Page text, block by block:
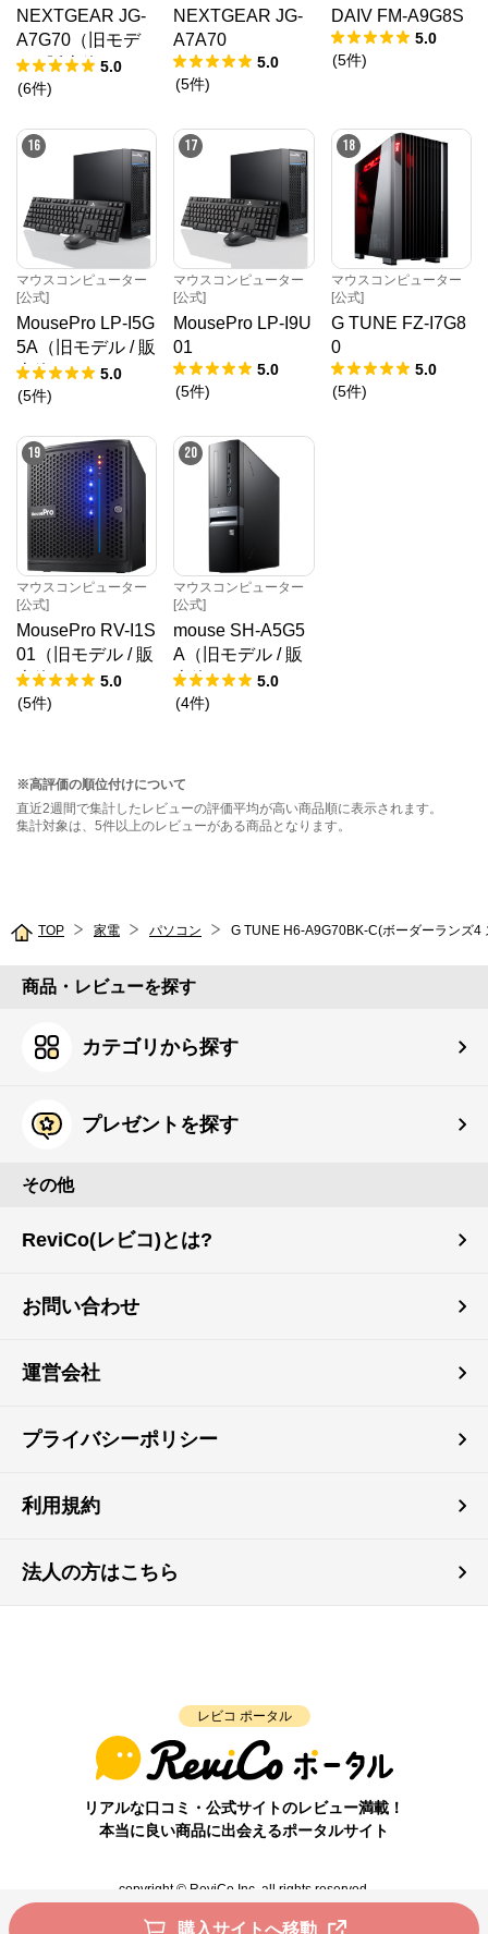
購入サイトへ移動
NEXTGEAR JG-
A7G70（旧モデ
ル / 販売終了）
5.0
(6件)
NEXTGEAR JG-
A7A70
5.0
(5件)
DAIV FM-A9G8S
5.0
(5件)
16
マウスコンピューター
[公式]
MousePro LP-I5G
5A（旧モデル / 販
売終了）
5.0
(5件)
17
マウスコンピューター
[公式]
MousePro LP-I9U
01
5.0
(5件)
18
マウスコンピューター
[公式]
G TUNE FZ-I7G8
0
5.0
(5件)
19
マウスコンピューター
[公式]
MousePro RV-I1S
01（旧モデル / 販
売終了）
5.0
(5件)
20
マウスコンピューター
[公式]
mouse SH-A5G5
A（旧モデル / 販
売終了）
5.0
(4件)
※高評価の順位付けについて
直近2週間で集計したレビューの評価平均が高い商品順に表示されます。
集計対象は、5件以上のレビューがある商品となります。
TOP 家電 パソコン
商品・レビューを探す
カテゴリから探す
プレゼントを探す
その他
ReviCo(レビコ)とは?
お問い合わせ
運営会社
プライバシーポリシー
利用規約
法人の方はこちら
レビコ ポータル
リアルな口コミ・公式サイトのレビュー満載！
本当に良い商品に出会えるポータルサイト
copyright © ReviCo Inc. all rights reserved.